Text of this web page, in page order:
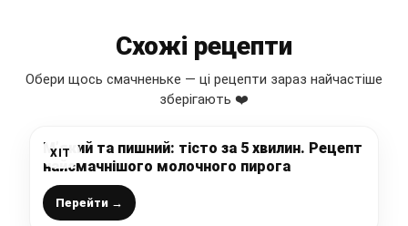
Схожі рецепти
Обери щось смачненьке — ці рецепти зараз найчастіше
зберігають ❤️
ХІТ
М’який та пишний: тісто за 5 хвилин. Рецепт
найсмачнішого молочного пирога
Перейти →